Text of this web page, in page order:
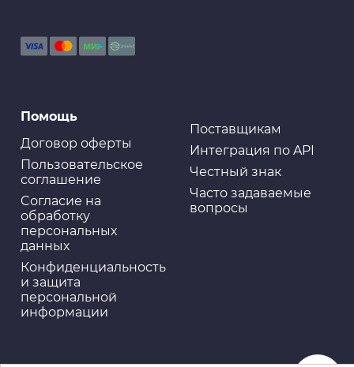
Помощь
Договор оферты
Пользовательское
соглашение
Cогласие на
обработку
персональных
данных
Конфиденциальность
и защита
персональной
информации
Поставщикам
Интеграция по API
Честный знак
Часто задаваемые
вопросы